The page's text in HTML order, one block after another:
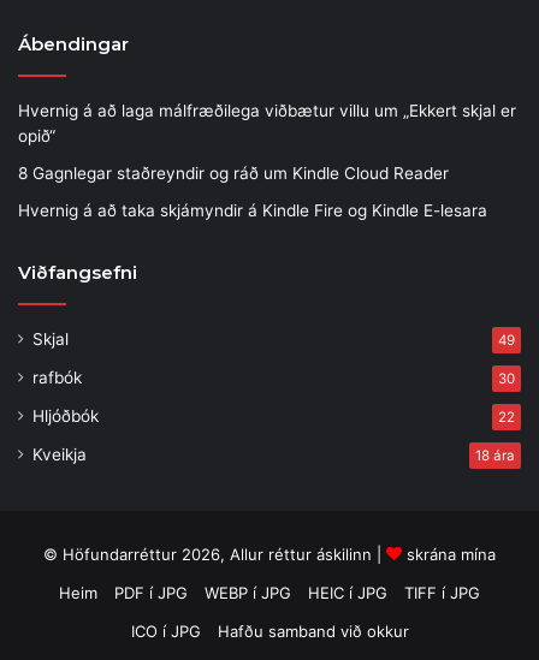
Ábendingar
Hvernig á að laga málfræðilega viðbætur villu um „Ekkert skjal er
opið“
8 Gagnlegar staðreyndir og ráð um Kindle Cloud Reader
Hvernig á að taka skjámyndir á Kindle Fire og Kindle E-lesara
Viðfangsefni
Skjal 49
rafbók 30
Hljóðbók 22
Kveikja 18 ára
© Höfundarréttur 2026, Allur réttur áskilinn |
skrána mína
Heim
PDF í JPG WEBP í JPG HEIC í JPG
TIFF í JPG
ICO í JPG
Hafðu samband við okkur